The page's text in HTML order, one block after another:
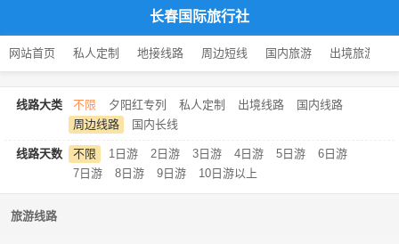
长春国际旅行社
网站首页 私人定制 地接线路 周边短线 国内旅游 出境旅游
线路大类 不限 夕阳红专列 私人定制 出境线路
国内线路
周边线路
国内长线
线路天数 不限 1日游 2日游 3日游 4日游 5日游
6日游
7日游
8日游 9日游 10日游以上
旅游线路